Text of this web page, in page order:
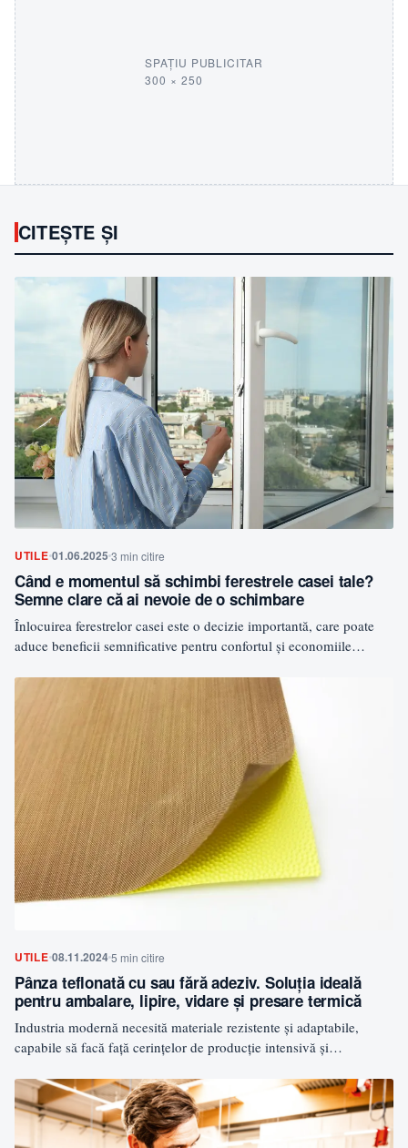
SPAȚIU PUBLICITAR
300 × 250
CITEȘTE ȘI
UTILE 01.06.2025 3 min citire
Când e momentul să schimbi ferestrele casei tale?
Semne clare că ai nevoie de o schimbare
Înlocuirea ferestrelor casei este o decizie importantă, care poate
aduce beneficii semnificative pentru confortul și economiile
UTILE 08.11.20245 min citire
Pânza teflonată cu sau fără adeziv. Soluția ideală
pentru ambalare, lipire, vidare și presare termică
Industria modernă necesită materiale rezistente și adaptabile,
capabile să facă față cerințelor de producție intensivă și